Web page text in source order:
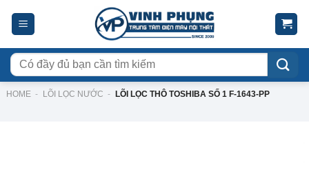
Tìm
kiếm:
HOME - LÕI LỌC NƯỚC - LÕI LỌC THÔ TOSHIBA SỐ 1 F-1643-PP